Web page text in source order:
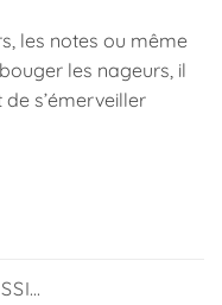
les notes ou même
les nageurs, il
s’émerveiller